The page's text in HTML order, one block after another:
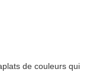
de couleurs qui